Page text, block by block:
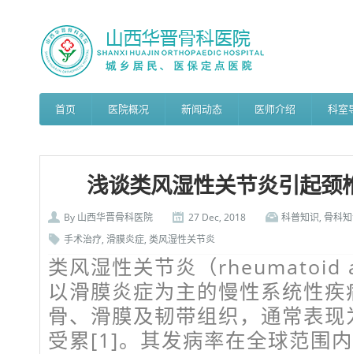
首页 医院概况 新闻动态 医师介绍 科室
浅谈类风湿性关节炎引起颈
By 山西华晋骨科医院 27 Dec, 2018 科普知识, 骨科
手术治疗, 滑膜炎症, 类风湿性关节炎
类风湿性关节炎（
以滑膜炎症为主的慢性系统性
骨、滑膜及韧带组织，通常表
受累[1]。其发病率在全球范围